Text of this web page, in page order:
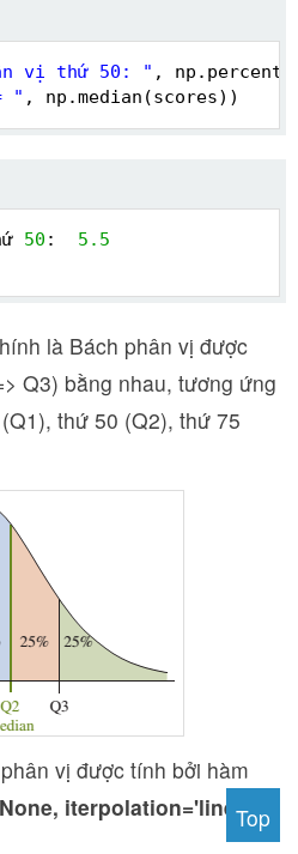
vị thứ 50: " ,
" , np.median(scores))
50 : 5.5
là Bách phân vị được
Q3) bằng nhau, tương ứng
thứ 50 (Q2), thứ 75
vị được tính bởi hàm
iterpolation='linear'):
Top